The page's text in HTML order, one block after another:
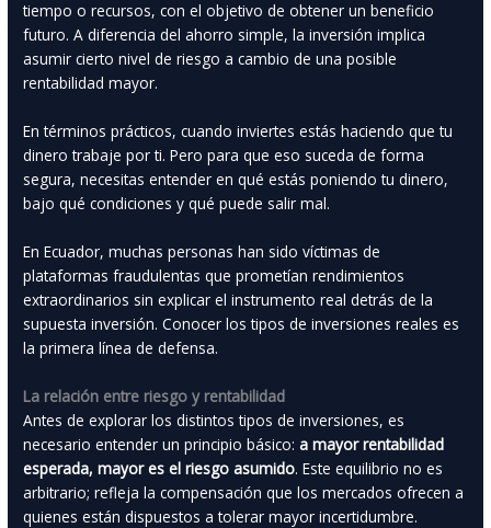
tiempo o recursos, con el objetivo de obtener un beneficio
futuro. A diferencia del ahorro simple, la inversión implica
asumir cierto nivel de riesgo a cambio de una posible
rentabilidad mayor.
En términos prácticos, cuando inviertes estás haciendo que tu
dinero trabaje por ti. Pero para que eso suceda de forma
segura, necesitas entender en qué estás poniendo tu dinero,
bajo qué condiciones y qué puede salir mal.
En Ecuador, muchas personas han sido víctimas de
plataformas fraudulentas que prometían rendimientos
extraordinarios sin explicar el instrumento real detrás de la
supuesta inversión. Conocer los tipos de inversiones reales es
la primera línea de defensa.
La relación entre riesgo y rentabilidad
Antes de explorar los distintos tipos de inversiones, es
necesario entender un principio básico:a mayor rentabilidad
esperada, mayor es el riesgo asumido. Este equilibrio no es
arbitrario; refleja la compensación que los mercados ofrecen a
quienes están dispuestos a tolerar mayor incertidumbre.